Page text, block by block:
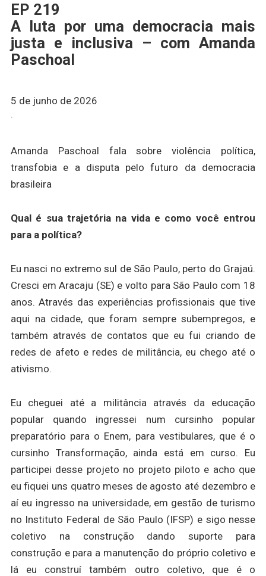
EP 219
A luta por uma democracia mais
justa e inclusiva – com Amanda
Paschoal
5 de junho de 2026
·
Amanda Paschoal fala sobre violência política,
transfobia e a disputa pelo futuro da democracia
brasileira
Qual é sua trajetória na vida e como você entrou
para a política?
Eu nasci no extremo sul de São Paulo, perto do Grajaú.
Cresci em Aracaju (SE) e volto para São Paulo com 18
anos. Através das experiências profissionais que tive
aqui na cidade, que foram sempre subempregos, e
também através de contatos que eu fui criando de
redes de afeto e redes de militância, eu chego até o
ativismo.
Eu cheguei até a militância através da educação
popular quando ingressei num cursinho popular
preparatório para o Enem, para vestibulares, que é o
cursinho Transformação, ainda está em curso. Eu
participei desse projeto no projeto piloto e acho que
eu fiquei uns quatro meses de agosto até dezembro e
aí eu ingresso na universidade, em gestão de turismo
no Instituto Federal de São Paulo (IFSP) e sigo nesse
coletivo na construção dando suporte para
construção e para a manutenção do próprio coletivo e
lá eu construí também outro coletivo, que é o